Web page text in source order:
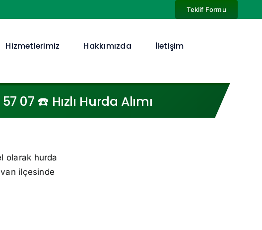
Teklif Formu
Hizmetlerimiz Hakkımızda İletişim
07 ☎️ Hızlı Hurda Alımı
olarak hurda
ilçesinde